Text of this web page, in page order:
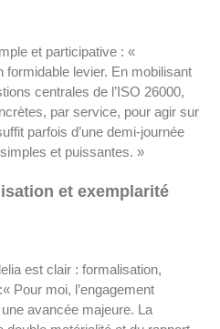
et participative : «
formidable levier. En mobilisant
centrales de l’ISO 26000,
par service, pour agir sur
parfois d’une demi-journée
et puissantes. »
et exemplarité
est clair : formalisation,
Pour moi, l’engagement
avancée majeure. La